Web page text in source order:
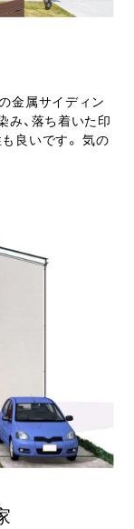
金属サイディン
み、落ち着いた印
良いです。 気の